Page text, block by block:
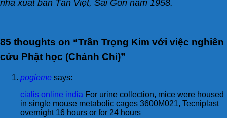
nhà xuất bản Tân Việt, Sài Gòn năm 1958.
85 thoughts on “Trần Trọng Kim với việc nghiên
cứu Phật học (Chánh Chi)”
pogieme says:
cialis online india For urine collection, mice were housed
in single mouse metabolic cages 3600M021, Tecniplast
overnight 16 hours or for 24 hours